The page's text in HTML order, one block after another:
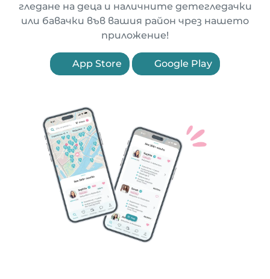
гледане на деца и наличните детегледачки
или бавачки във вашия район чрез нашето
приложение!
App Store Google Play